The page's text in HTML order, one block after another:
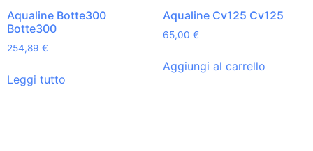
Aqualine Botte300
Botte300
254,89 €
Leggi tutto
Aqualine Cv125 Cv125
65,00 €
Aggiungi al carrello